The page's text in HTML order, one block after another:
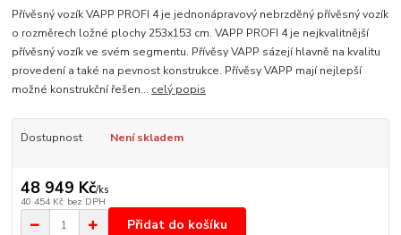
Přívěsný vozík VAPP PROFI 4 je jednonápravový nebrzděný přívěsný vozík
o rozměrech ložné plochy 253x153 cm. VAPP PROFI 4 je nejkvalitnější
přívěsný vozík ve svém segmentu. Přívěsy VAPP sázejí hlavně na kvalitu
provedení a také na pevnost konstrukce. Přívěsy VAPP mají nejlepší
možné konstrukční řešen... celý popis
Dostupnost Není skladem
48 949 Kč/ks
40 454 Kč bez DPH
Přidat do košíku